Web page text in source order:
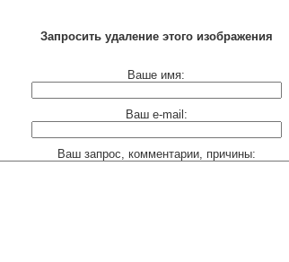
Запросить удаление этого изображения
Ваше имя:
Ваш e-mail:
Ваш запрос, комментарии, причины: